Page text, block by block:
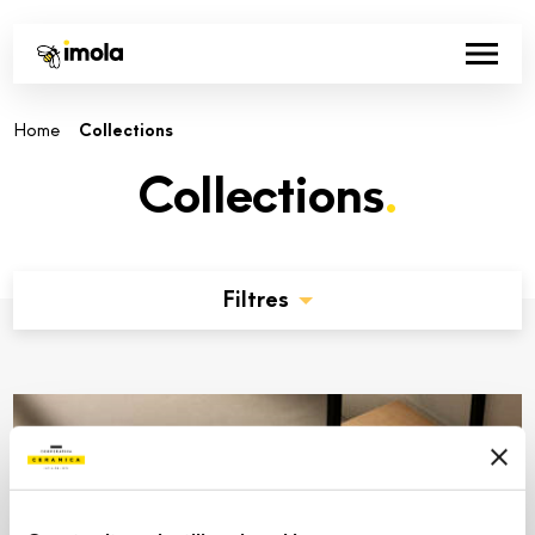
Home Collections
Collections.
Filtres